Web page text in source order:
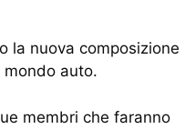
la nuova composizione
auto.
membri che faranno